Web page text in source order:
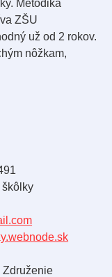
Metodika
ZŠU
už od 2 rokov.
nôžkam,